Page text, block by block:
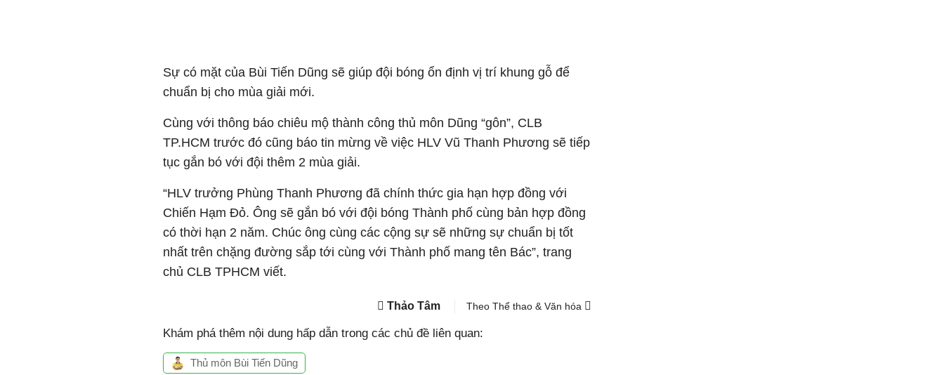
Sự có mặt của Bùi Tiến Dũng sẽ giúp đội bóng ổn định vị trí khung gỗ để
chuẩn bị cho mùa giải mới.
Cùng với thông báo chiêu mộ thành công thủ môn Dũng “gôn”, CLB
TP.HCM trước đó cũng báo tin mừng về việc HLV Vũ Thanh Phương sẽ tiếp
tục gắn bó với đội thêm 2 mùa giải.
“HLV trưởng Phùng Thanh Phương đã chính thức gia hạn hợp đồng với
Chiến Hạm Đỏ. Ông sẽ gắn bó với đội bóng Thành phố cùng bản hợp đồng
có thời hạn 2 năm. Chúc ông cùng các cộng sự sẽ những sự chuẩn bị tốt
nhất trên chặng đường sắp tới cùng với Thành phố mang tên Bác”, trang
chủ CLB TPHCM viết.
Thảo Tâm Theo Thể thao & Văn hóa
Khám phá thêm nội dung hấp dẫn trong các chủ đề liên quan:
Thủ môn Bùi Tiến Dũng